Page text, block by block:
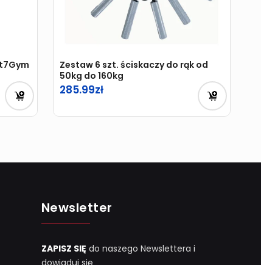
Zestaw 6 szt. ściskaczy do rąk od
50kg do 160kg
285.99
Newsletter
ZAPISZ SIĘ do naszego Newslettera i
dowiaduj się